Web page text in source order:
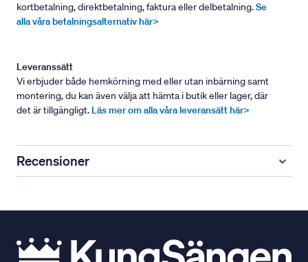
kortbetalning, direktbetalning, faktura eller delbetalning.Se
alla våra betalningsalternativ här>
Leveranssätt
Vi erbjuder både hemkörning med eller utan inbärning samt
montering, du kan även välja att hämta i butik eller lager, där
det är tillgängligt. Läs mer om alla våra leveransätt här>
Recensioner